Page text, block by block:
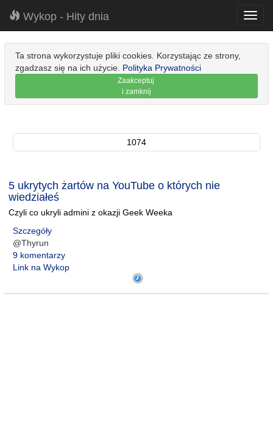
Wykop - Hity dnia
Ta strona wykorzystuje pliki cookies. Korzystając ze strony,
zgadzasz się na ich użycie. Polityka Prywatności
Zaakceptuj
i zamknij
1074
5 ukrytych żartów na YouTube o których nie
wiedziałeś
Czyli co ukryli admini z okazji Geek Weeka
Szczegóły
@Thyrun
9 komentarzy
Link na Wykop